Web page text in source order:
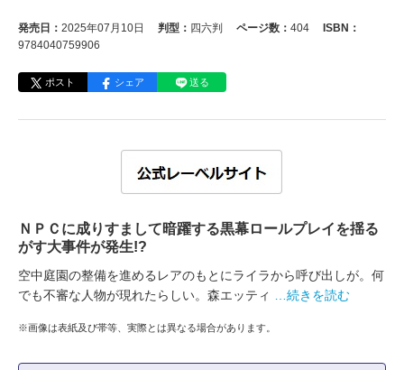
発売日： 2025年07月10日 判型： 四六判 ページ数： 404
ISBN：
9784040759906
ポスト シェア 送る
ＮＰＣに成りすまして暗躍する黒幕ロールプレイを揺る
がす大事件が発生!?
空中庭園の整備を進めるレアのもとにライラから呼び出しが。何
でも不審な人物が現れたらしい。森エッティ
…続きを読む
※画像は表紙及び帯等、実際とは異なる場合があります。